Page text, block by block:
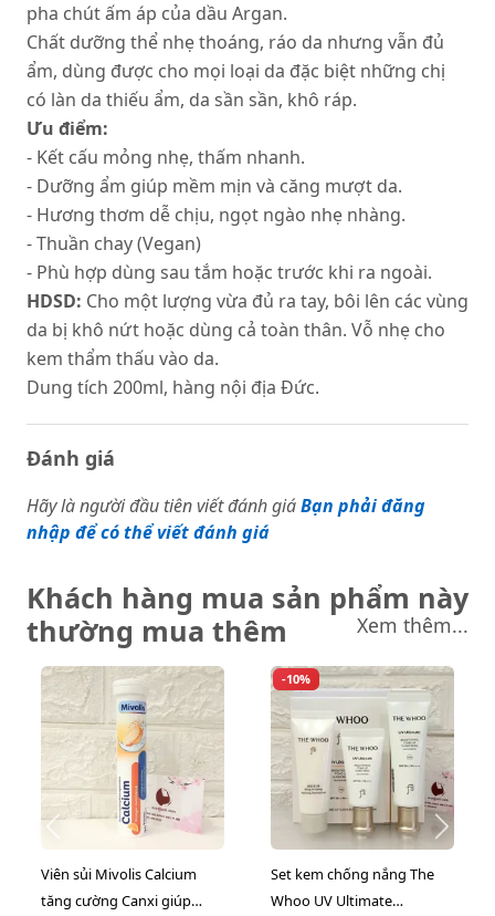
pha chút ấm áp của dầu Argan.
Chất dưỡng thể nhẹ thoáng, ráo da nhưng vẫn đủ
ẩm, dùng được cho mọi loại da đặc biệt những chị
có làn da thiếu ẩm, da sần sần, khô ráp.
Ưu điểm:
- Kết cấu mỏng nhẹ, thấm nhanh.
- Dưỡng ẩm giúp mềm mịn và căng mượt da.
- Hương thơm dễ chịu, ngọt ngào nhẹ nhàng.
- Thuần chay (Vegan)
- Phù hợp dùng sau tắm hoặc trước khi ra ngoài.
HDSD: Cho một lượng vừa đủ ra tay, bôi lên các vùng
da bị khô nứt hoặc dùng cả toàn thân. Vỗ nhẹ cho
kem thẩm thấu vào da.
Dung tích 200ml, hàng nội địa Đức.
Đánh giá
Hãy là người đầu tiên viết đánh giáBạn phải đăng
nhập để có thể viết đánh giá
Khách hàng mua sản phẩm này
thường mua thêm
Xem thêm...
Viên sủi Mivolis Calcium
tăng cường Canxi giúp
-10%
Set kem chống nắng The
Whoo UV Ultimate